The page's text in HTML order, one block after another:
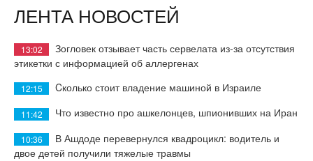
ЛЕНТА НОВОСТЕЙ
13:02
Зогловек отзывает часть сервелата из-за отсутствия
этикетки с информацией об аллергенах
12:15 Cколько стоит владение машиной в Израиле
11:42 Что известно про ашкелонцев, шпионивших на Иран
10:36
В Ашдоде перевернулся квадроцикл: водитель и
двое детей получили тяжелые травмы